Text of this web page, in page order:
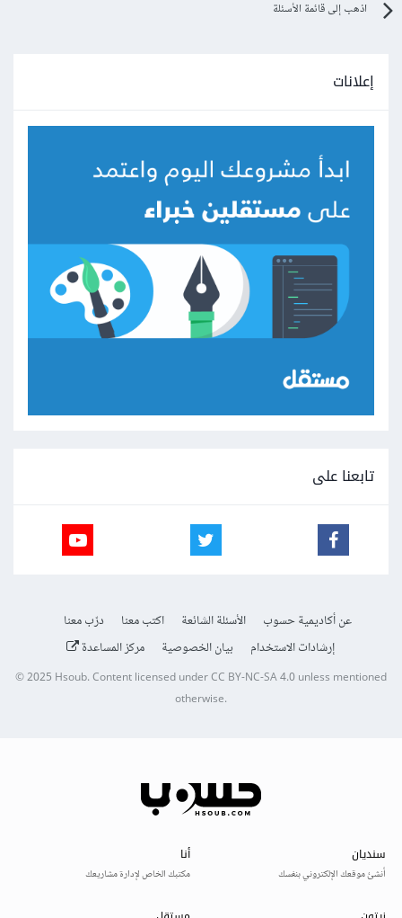
اذهب إلى قائمة الأسئلة
إعلانات
تابعنا على
عن أكاديمية حسوب الأسئلة الشائعة اكتب معنا
درّب معنا
إرشادات الاستخدام
بيان الخصوصية مركز المساعدة
© 2025Hsoub.Content licensed underCC BY-NC-SA 4.0unless mentioned
otherwise.